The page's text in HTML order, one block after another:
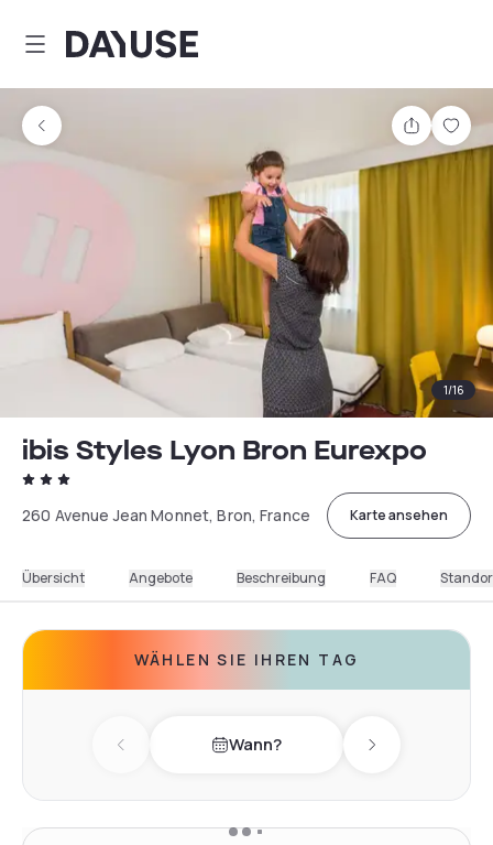
Dayuse
Teilen
1/16
ibis Styles Lyon Bron Eurexpo
260 Avenue Jean Monnet, Bron, France Karte ansehen
Übersicht Angebote Beschreibung FAQ
WÄHLEN SIE IHREN TAG
Previous day Wann? Next day